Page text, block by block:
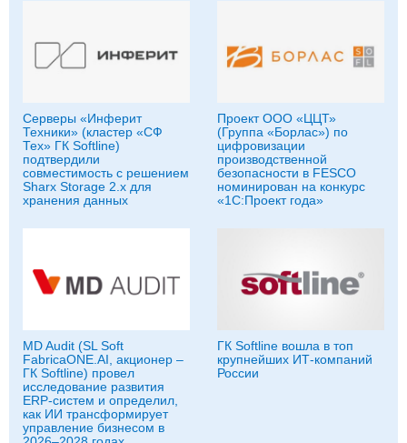
Серверы «Инферит
Техники» (кластер «СФ
Тех» ГК Softline)
подтвердили
совместимость с решением
Sharx Storage 2.x для
хранения данных
Проект ООО «ЦЦТ»
(Группа «Борлас») по
цифровизации
производственной
безопасности в FESCO
номинирован на конкурс
«1С:Проект года»
MD Audit (SL Soft
FabricaONE.AI, акционер –
ГК Softline) провел
исследование развития
ERP-систем и определил,
как ИИ трансформирует
управление бизнесом в
ГК Softline вошла в топ
крупнейших ИТ-компаний
России